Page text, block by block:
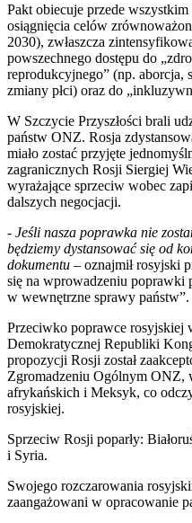
Pakt obiecuje przede
osiągnięcia celów
2030), zwłaszcza
powszechnego dostępu do
reprodukcyjnego” (np. aborcja,
zmiany płci) oraz do
W Szczycie Przyszłości brali
państw ONZ. Rosja
miało zostać przyjęte
zagranicznych Rosji Siergiej
wyrażające sprzeciw wobec
dalszych negocjacji.
- Jeśli nasza poprawka nie
będziemy dystansować się od
dokumentu – oznajmił rosyjski
się na wprowadzeniu poprawki
w wewnętrzne sprawy państw”.
Przeciwko poprawce rosyjskiej
Demokratycznej Republiki
propozycji Rosji został
Zgromadzeniu Ogólnym ONZ,
afrykańskich i Meksyk, co
rosyjskiej.
Sprzeciw Rosji poparły:
i Syria.
Swojego rozczarowania
zaangażowani w opracowanie